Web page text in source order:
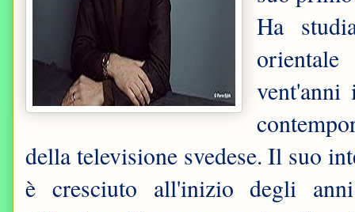
Ha
vent'anni
della televisione svedese. Il suo
è cresciuto all'inizio degli